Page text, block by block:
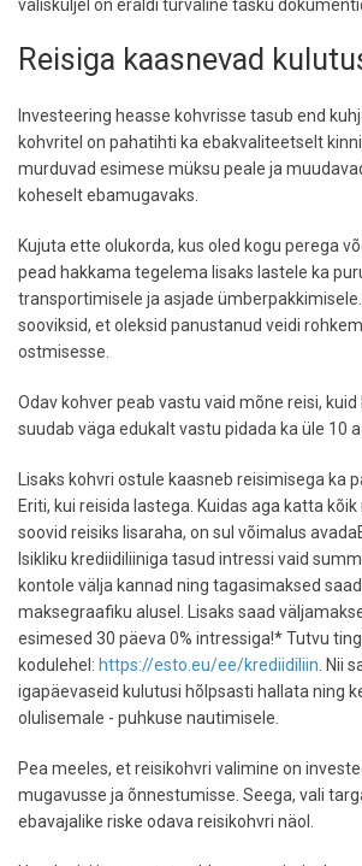
välisküljel on eraldi turvaline tasku
Reisiga kaasnevad
Investeering heasse kohvrisse tasub end
kohvritel on pahatihti ka ebakvaliteetselt
murduvad esimese müksu peale ja
koheselt ebamugavaks.
Kujuta ette olukorda, kus oled kogu perega
pead hakkama tegelema lisaks lastele ka
transportimisele ja asjade
sooviksid, et oleksid panustanud veidi
ostmisesse.
Odav kohver peab vastu vaid mõne reisi,
suudab väga edukalt vastu pidada ka üle 10
Lisaks kohvri ostule kaasneb reisimisega ka
Eriti, kui reisida lastega. Kuidas aga katta
soovid reisiks lisaraha, on sul võimalus
Isikliku krediidiliiniga tasud intressi vaid
kontole välja kannad ning tagasimaksed
maksegraafiku alusel. Lisaks saad
esimesed 30 päeva 0% intressiga!* Tutvu
kodulehel: https://esto.eu/ee/krediidiliin . Nii
igapäevaseid kulutusi hõlpsasti hallata ning
olulisemale - puhkuse nautimisele.
Pea meeles, et reisikohvri valimine on
mugavusse ja õnnestumisse. Seega, vali
ebavajalike riske odava reisikohvri näol.